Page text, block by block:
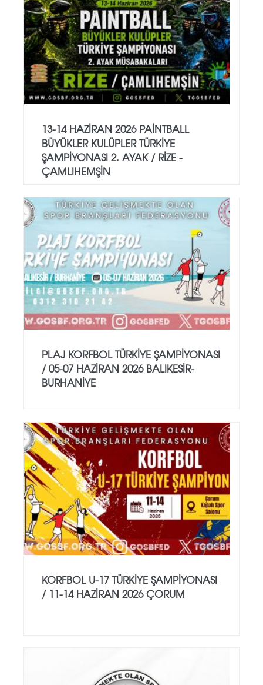
13-14 HAZİRAN 2026 PAİNTBALL
BÜYÜKLER KULÜPLER TÜRKİYE
ŞAMPİYONASI 2. AYAK / RİZE -
ÇAMLIHEMŞİN
PLAJ KORFBOL TÜRKİYE ŞAMPİYONASI
/ 05-07 HAZİRAN 2026 BALIKESİR-
BURHANİYE
KORFBOL U-17 TÜRKİYE ŞAMPİYONASI
/ 11-14 HAZİRAN 2026 ÇORUM